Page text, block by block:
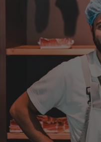
Axel
Verifizierter
Sehr gute
sehr
Sebastian
Verifizierter
... schnelle
Ware(
sieht